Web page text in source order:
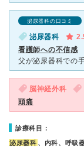
泌尿器科の口コミ
泌尿器科
看護師への不信感
脳神経外科
頭痛
診療科目：
泌尿器科 、内科、呼吸